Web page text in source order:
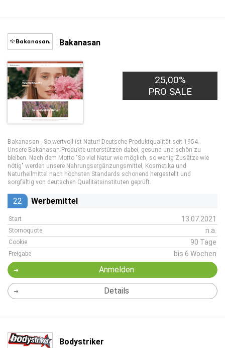
Bakanasan
25,00%
PRO SALE
Bakanasan - So wertvoll ist Natur! Deutsche Produktqualität seit 1954.
Unsere Bakanasan-Produkte unterstützen dabei, gesund und schön zu
bleiben. Nach dem Motto "So viel Natur wie möglich, so wenig Zusätze wie
nötig" werden unsere Nahrungsergänzungsmittel, Kosmetika und
Naturheilmittel nach höchsten Standards schonend hergestellt und
sorgfältig von deutschen Qualitätsinstituten geprüft.
22 Werbemittel
Start 13.07.2021
Stornoquote n.a.
Cookie 90 Tage
Freigabe bis 6 Wochen
Anmelden
Details
Bodystriker